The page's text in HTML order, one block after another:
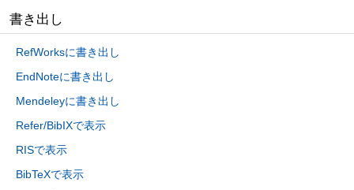
書き出し
RefWorksに書き出し
EndNoteに書き出し
Mendeleyに書き出し
Refer/BibIXで表示
RISで表示
BibTeXで表示